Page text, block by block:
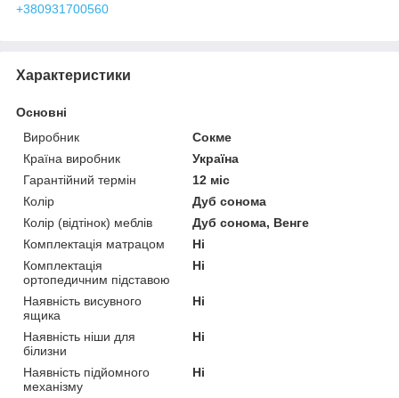
+380931700560
Характеристики
Основні
Виробник
Сокме
Країна виробник
Україна
Гарантійний термін
12 міс
Колір
Дуб сонома
Колір (відтінок) меблів
Дуб сонома, Венге
Комплектація матрацом
Ні
Комплектація
ортопедичним підставою
Ні
Наявність висувного
ящика
Ні
Наявність ніши для
білизни
Ні
Наявність підйомного
механізму
Ні